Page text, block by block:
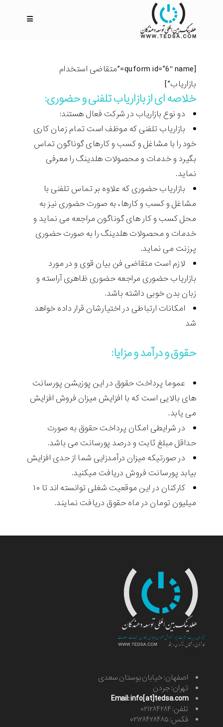
[quform id=”6″ name=”متقاضی استخدام
بازاریاب”]
خلاصه ای از بازاریاب تلفنی و حضوری:
دو نوع بازاریاب در شرکت فعال هستند:
بازاریاب تلفنی که موظف است تمام زمان کاری
خود را با مشاغل و کسب و کارهای گوناگون تماس
بگیرد و خدمات و محصولات هلدینگ را معرفی
نماید.
بازاریاب حضوری که علاوه بر تماس تلفنی با
مشاغل و کسب و کارها، به صورت حضوری نیز به
محل کسب و کار های گوناگون مراجعه می نماید و
خدمات و محصولات هلدینگ را به صورت حضوری
پرزنت می نماید.
لازم است متقاضی فن بیان قوی و در مورد
بازاریاب حضوری مراجعه حضوری ظاهری آراسته و
زبان بدن خوبی داشته باشد.
امکانات ارتباطی در اختیارشان قرار داده خواهد
شد
حقوق و درآمد و مزایا:
عموما پرداخت حقوق در این پوزیشن پورسانت
های بالایی است که با افزایش میزان فروش افزایش
می یابد.
در شرایطی امکان پرداخت حقوق به صورت
حداقل مبلغ ثابت و درصد پورسانت می باشد.
در صورتیکه میزان درآمدزایی شما از حدی افزایش
بیابد پورسانت فروش دریافت میکنید.
کارکنان در این موقعیت شغلی توانسته اند تا ۱۰
میلیون تومان در ماه حقوق دریافت نمایند.
اصفهان: خیابان بوستان سعدی
تهران: جردن
Email: info[at]tedsa.com
تلفن: ۰۲۱۲۸۴۲۸۴
فکس: ۰۲۱۲۸۴۲۸۴۸۵